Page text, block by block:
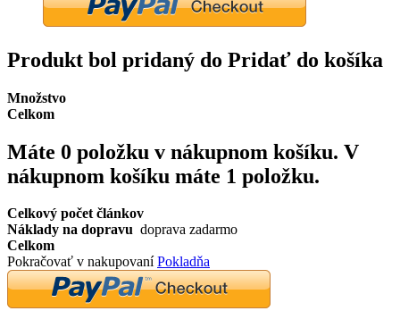
Produkt bol pridaný do Pridať do košíka
Množstvo
Celkom
Máte 0 položku v nákupnom košíku. V
nákupnom košíku máte 1 položku.
Celkový počet článkov
Náklady na dopravu doprava zadarmo
Celkom
Pokračovať v nakupovaníPokladňa